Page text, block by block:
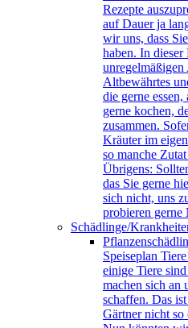
Rezepte
auf Dauer ja
wir uns, dass
haben. In
unregelmäßigen
Altbewährtes
die gerne
gerne kochen,
zusammen.
Kräuter im
so manche
Übrigens:
das Sie gerne
sich nicht, uns
probieren gerne
Schädlinge/
Speiseplan
einige Tiere
machen sich an
schaffen. Das
Gärtner nicht so